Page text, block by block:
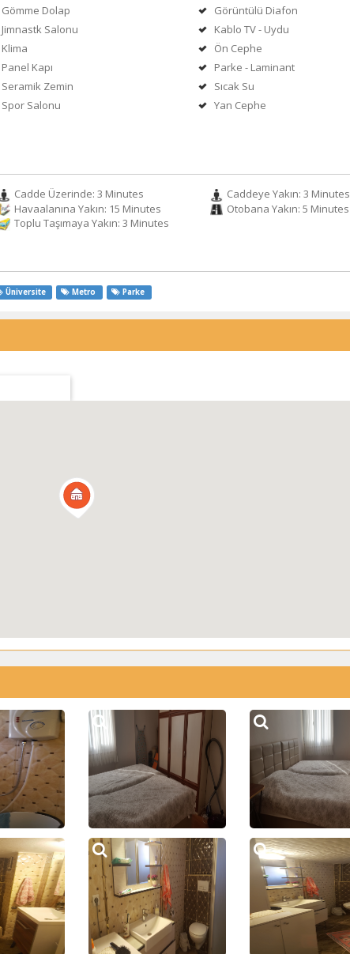
Gömme Dolap
Görüntülü Diafon
Jimnastk Salonu
Kablo TV - Uydu
Klima
Ön Cephe
Panel Kapı
Parke - Laminant
Seramik Zemin
Sıcak Su
Spor Salonu
Yan Cephe
Cadde Üzerinde: 3 Minutes
Caddeye Yakın: 3 Minutes
Havaalanına Yakın: 15 Minutes
Otobana Yakın: 5 Minutes
Toplu Taşımaya Yakın: 3 Minutes
Üniversite Metro Parke